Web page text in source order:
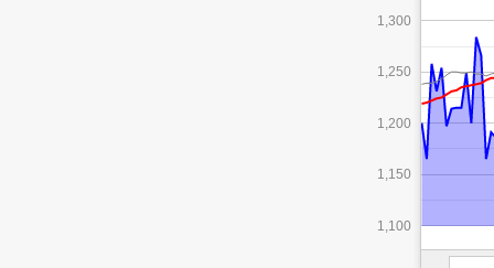
1,100
1,150
1,200
1,250
1,300